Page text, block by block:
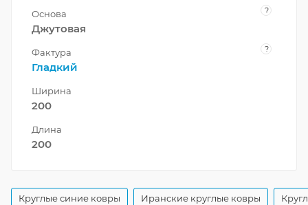
Основа ?
Джутовая
Фактура ?
Гладкий
Ширина
200
Длина
200
Круглые синие ковры Иранские круглые ковры